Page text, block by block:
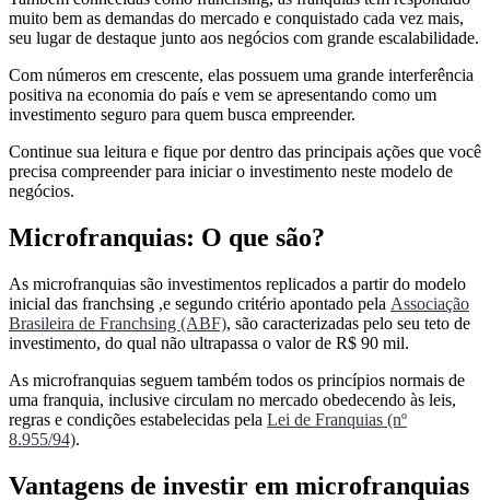
muito bem as demandas do mercado e conquistado cada vez mais,
seu lugar de destaque junto aos negócios com grande escalabilidade.
Com números em crescente, elas possuem uma grande interferência
positiva na economia do país e vem se apresentando como um
investimento seguro para quem busca empreender.
Continue sua leitura e fique por dentro das principais ações que você
precisa compreender para iniciar o investimento neste modelo de
negócios.
Microfranquias: O que são?
As microfranquias são investimentos replicados a partir do modelo
inicial das franchsing ,e segundo critério apontado pela Associação
Brasileira de Franchsing (ABF), são caracterizadas pelo seu teto de
investimento, do qual não ultrapassa o valor de R$ 90 mil.
As microfranquias seguem também todos os princípios normais de
uma franquia, inclusive circulam no mercado obedecendo às leis,
regras e condições estabelecidas pela Lei de Franquias (nº
8.955/94).
Vantagens de investir em microfranquias